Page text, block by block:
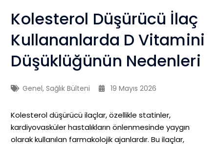
Kolesterol Düşürücü İlaç
Kullananlarda D Vitamini
Düşüklüğünün Nedenleri
Genel,Sağlık Bülteni 19 Mayıs 2026
Kolesterol düşürücü ilaçlar, özellikle statinler,
kardiyovasküler hastalıkların önlenmesinde yaygın
olarak kullanılan farmakolojik ajanlardır. Bu ilaçlar,